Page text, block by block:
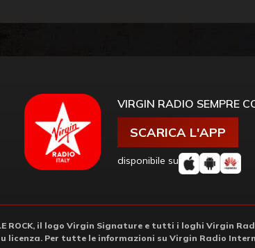
VIRGIN RADIO SEMPRE
SCARICA L'APP
disponibile su
ROCK, il logo Virgin Signature e tutti i loghi Virgin
licenza. Per tutte le informazioni su Virgin Radio